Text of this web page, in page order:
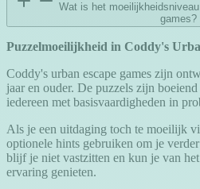
games?
Puzzelmoeilijkheid in Coddy's
Coddy's urban escape games zijn
jaar en ouder. De puzzels zijn
iedereen met basisvaardigheden in
Als je een uitdaging toch te moeilijk
optionele hints gebruiken om je
blijf je niet vastzitten en kun je van
ervaring genieten.